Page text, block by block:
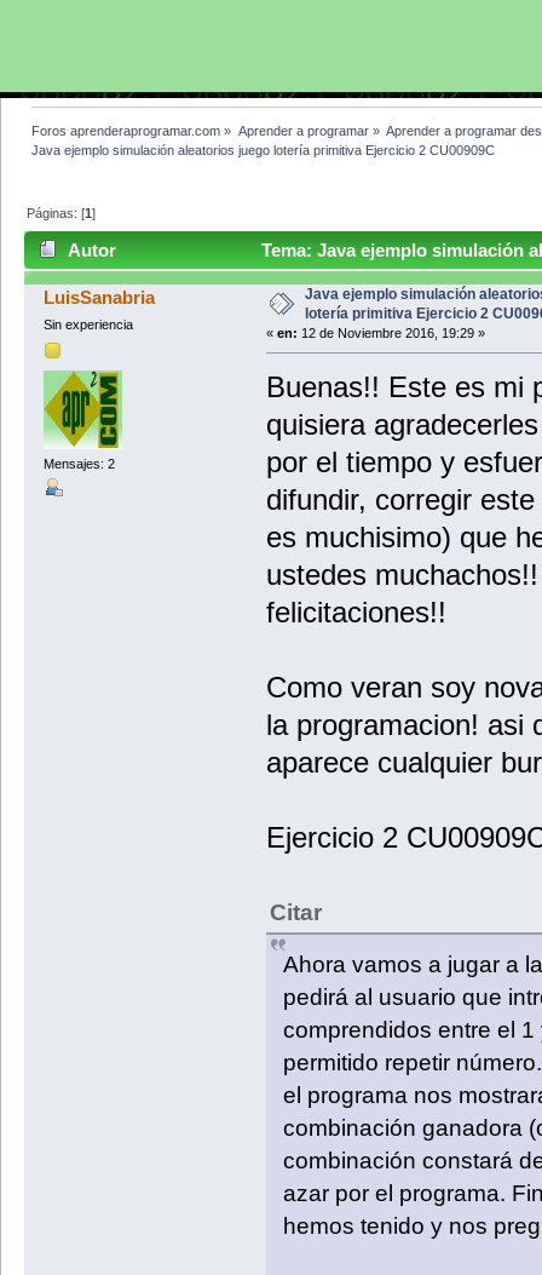
Foros aprenderaprogramar.com » Aprender a programar» Aprender a programar
Java ejemplo simulación aleatorios juego lotería primitiva Ejercicio 2 CU00909C
Páginas: [1]
Autor
Tema: Java ejemplo simulación
CU00909C (Leído 10685 veces)
LuisSanabria
Sin experiencia
Mensajes: 2
Java ejemplo simulación
lotería primitiva Ejercicio 2
« en: 12 de Noviembre 2016, 19:29 »
Buenas!! Este es mi
quisiera
por el tiempo y
difundir, corregir
es muchisimo) que
ustedes
felicitaciones!!
Como veran soy
la programacion! asi
aparece cualquier
Ejercicio 2
Citar
Ahora vamos a jugar a
pedirá al usuario que
comprendidos entre el
permitido repetir
el programa nos
combinación ganadora
combinación constará
azar por el programa.
hemos tenido y nos